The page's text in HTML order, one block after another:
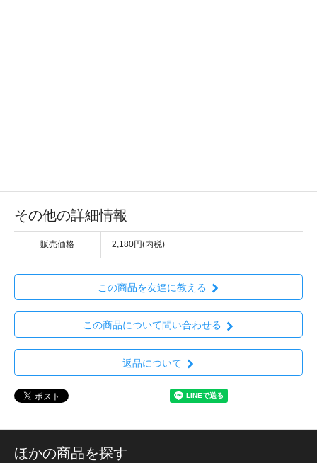
その他の詳細情報
販売価格 2,180円(内税)
この商品を友達に教える
この商品について問い合わせる
返品について
ほかの商品を探す